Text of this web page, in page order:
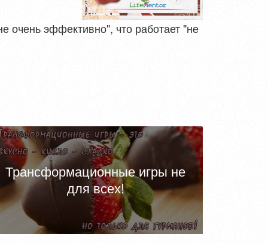
очень эффективно", что работает "не
Трансформационные игры не
для всех!